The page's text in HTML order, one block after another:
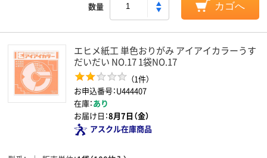
数量 カゴへ
エヒメ紙工 単色おりがみ アイアイカラーうす
だいだい NO.17 1袋NO.17
（1件）
お申込番号：U444407
在庫：あり
お届け日：8月7日（金）
アスクル在庫商品